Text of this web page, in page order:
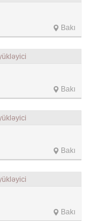
Bakı
Bakı
Bakı
Bakı